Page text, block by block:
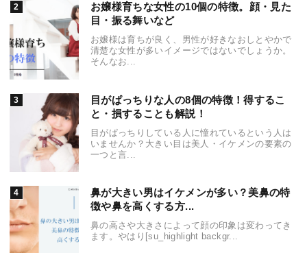
お嬢様育ちな女性の10個の特徴。顔・見た
目・振る舞いなど
お嬢様は育ちが良く、男性が好きなおしとやかで
清楚な女性が多いイメージではないでしょうか。
そんなお...
目がぱっちりな人の8個の特徴！得するこ
と・損することも解説！
目がぱっちりしている人に憧れているという人は
いませんか？大きい目は美人・イケメンの要素の
一つと言...
鼻が大きい男はイケメンが多い？美鼻の特
徴や鼻を高くする方...
鼻の高さや大きさによって顔の印象は変わってき
ます。やはり[su_highlight backgr...